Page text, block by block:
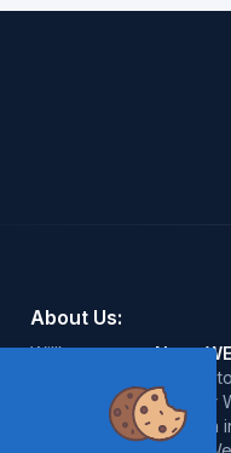
About Us:
Willkommen zuNano
kostenlose Online-
erleichtern. Auf unserer
entdecken. Wir werden